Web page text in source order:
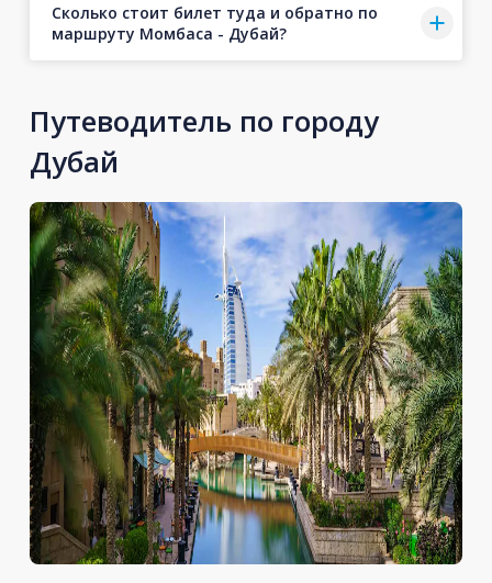
Сколько стоит билет туда и обратно по
маршруту Момбаса - Дубай?
Путеводитель по городу
Дубай